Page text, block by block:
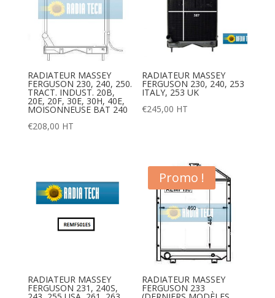
RADIATEUR MASSEY
FERGUSON 230, 240, 250.
TRACT. INDUST. 20B,
20E, 20F, 30E, 30H, 40E,
MOISONNEUSE BAT 240
€208,00 HT
RADIATEUR MASSEY
FERGUSON 230, 240, 253
ITALY, 253 UK
€245,00 HT
RADIATEUR MASSEY
FERGUSON 231, 240S,
Promo !
RADIATEUR MASSEY
FERGUSON 233